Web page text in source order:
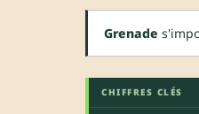
Grenade
CHIFFRES CLÉS